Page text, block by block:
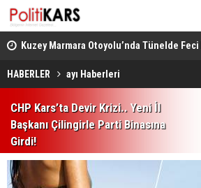
Kuzey Marmara Otoyolu’nda Tünelde Feci
Ağır Yaralı
Ağır Yaraladı
HABERLER ayı Haberleri
CHP Kars’ta Devir Krizi.. Yeni İl
Başkanı Çilingirle Parti Binasına
Girdi!